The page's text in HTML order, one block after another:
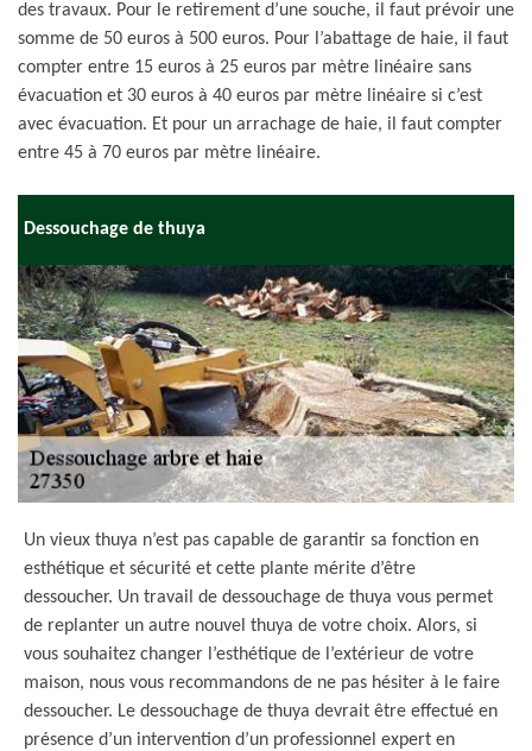
des travaux. Pour le retirement d’une souche, il faut prévoir une
somme de 50 euros à 500 euros. Pour l’abattage de haie, il faut
compter entre 15 euros à 25 euros par mètre linéaire sans
évacuation et 30 euros à 40 euros par mètre linéaire si c’est
avec évacuation. Et pour un arrachage de haie, il faut compter
entre 45 à 70 euros par mètre linéaire.
Dessouchage de thuya
Un vieux thuya n’est pas capable de garantir sa fonction en
esthétique et sécurité et cette plante mérite d’être
dessoucher. Un travail de dessouchage de thuya vous permet
de replanter un autre nouvel thuya de votre choix. Alors, si
vous souhaitez changer l’esthétique de l’extérieur de votre
maison, nous vous recommandons de ne pas hésiter à le faire
dessoucher. Le dessouchage de thuya devrait être effectué en
présence d’un intervention d’un professionnel expert en